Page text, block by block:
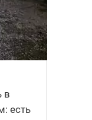
в
есть